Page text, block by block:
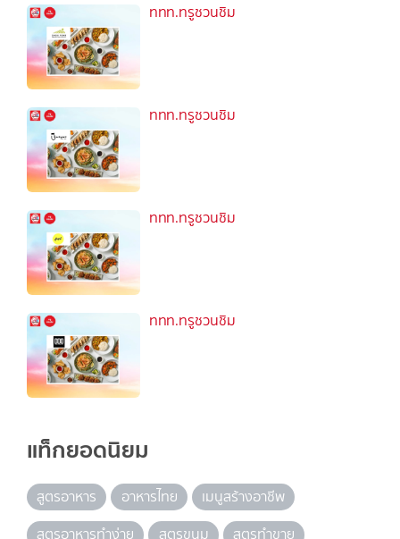
ททท.ทรูชวนชิม
ททท.ทรูชวนชิม
ททท.ทรูชวนชิม
ททท.ทรูชวนชิม
แท็กยอดนิยม
สูตรอาหาร อาหารไทย
เมนูสร้างอาชีพ
สูตรอาหารทำง่าย
สูตรขนม
สูตรทำขาย